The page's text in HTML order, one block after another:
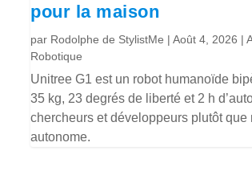
pour la maison
par Rodolphe de StylistMe |Août 4, 2026 |
Robotique
Unitree G1 est un robot humanoïde
35 kg, 23 degrés de liberté et 2 h
chercheurs et développeurs plutôt que
autonome.